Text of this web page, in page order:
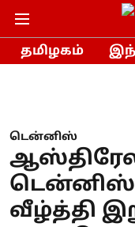
தமிழகம்
டென்னிஸ்
வீழ்த்தி